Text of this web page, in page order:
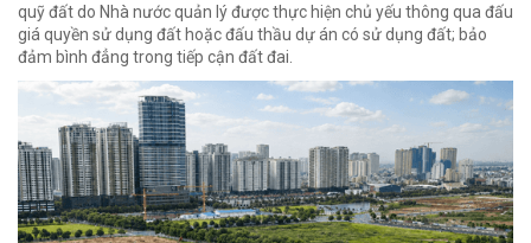
quỹ đất do Nhà nước quản lý được thực hiện chủ yếu thông qua đấu
giá quyền sử dụng đất hoặc đấu thầu dự án có sử dụng đất; bảo
đảm bình đẳng trong tiếp cận đất đai.